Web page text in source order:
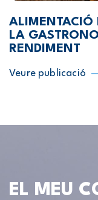
ALIMENTACIÓ
LA
RENDIMENT
Veure publicació
EL MEU